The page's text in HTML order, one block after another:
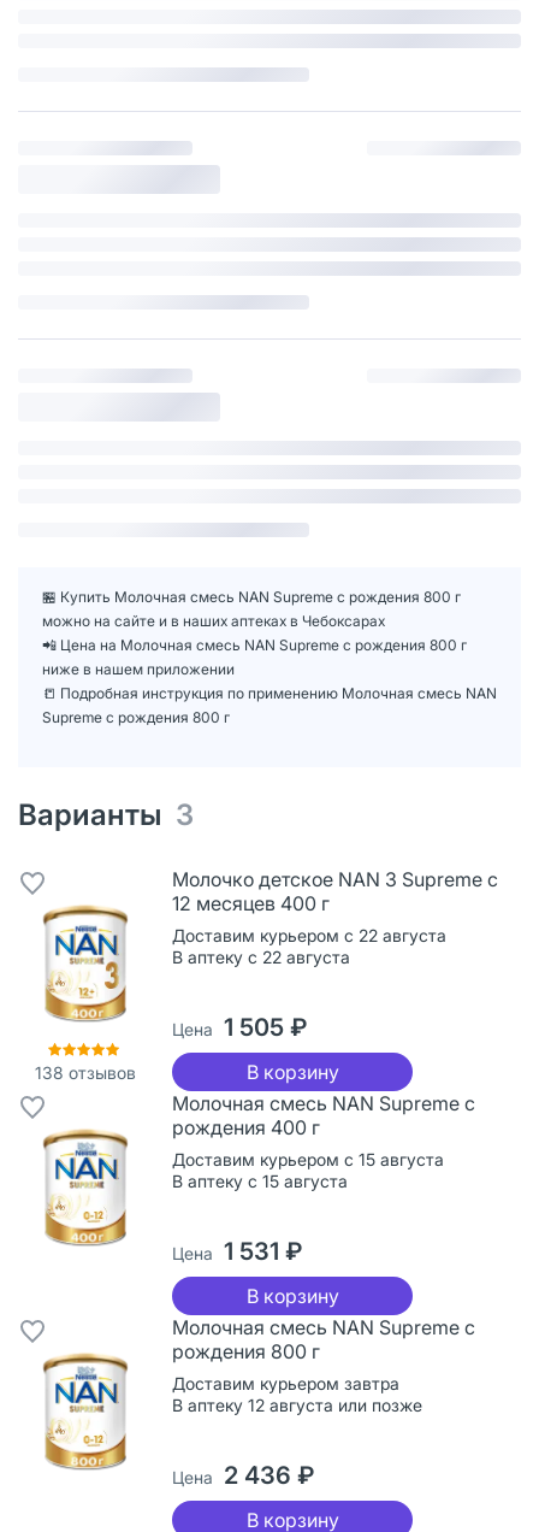
🏪 Купить Молочная смесь NAN Supreme с рождения 800 г
можно на сайте и в наших аптеках в Чебоксарах
📲 Цена на Молочная смесь NAN Supreme с рождения 800 г
ниже в нашем приложении
📒 Подробная инструкция по применению Молочная смесь NAN
Supreme с рождения 800 г
Варианты 3
138 отзывов
Молочко детское NAN 3 Supreme с
12 месяцев 400 г
Доставим курьером с 22 августа
В аптеку с 22 августа
Цена 1 505 ₽
В корзину
Молочная смесь NAN Supreme с
рождения 400 г
Доставим курьером с 15 августа
В аптеку с 15 августа
Цена 1 531 ₽
В корзину
Молочная смесь NAN Supreme с
рождения 800 г
Доставим курьером завтра
В аптеку 12 августа или позже
Цена 2 436 ₽
В корзину